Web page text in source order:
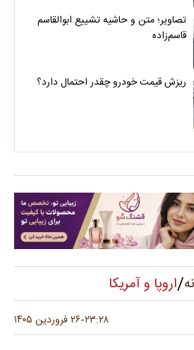
تصاویر؛ متن و حاشیه تشییع ابوالقاسم
قاسم‌زاده
ریزش قیمت خودرو چقدر احتمال دارد؟
/اروپا و آمریکا
۲۳:۲۸-۲۶ فروردین ۱۴۰۵